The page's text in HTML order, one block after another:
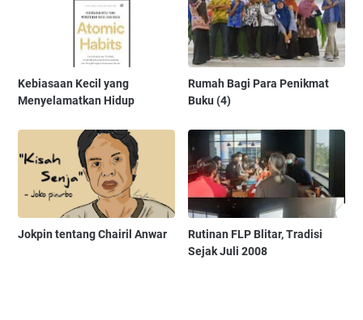
Kebiasaan Kecil yang
Menyelamatkan Hidup
Rumah Bagi Para Penikmat
Buku (4)
Jokpin tentang Chairil Anwar
Rutinan FLP Blitar, Tradisi
Sejak Juli 2008